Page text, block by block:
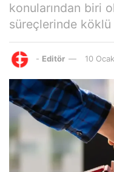
konularından biri
süreçlerinde
- Editör 10